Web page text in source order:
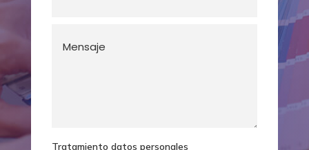
Tratamiento datos personales